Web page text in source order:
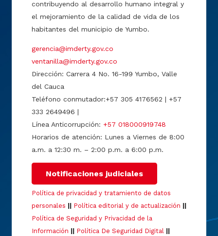
contribuyendo al desarrollo humano integral y
el mejoramiento de la calidad de vida de los
habitantes del municipio de Yumbo.
gerencia@imderty.gov.co
ventanilla@imderty.gov.co
Dirección: Carrera 4 No. 16-199 Yumbo, Valle
del Cauca
Teléfono conmutador:+57 305 4176562 | +57
333 2649496 |
Línea Anticorrupción: +57 018000919748
Horarios de atención: Lunes a Viernes de 8:00
a.m. a 12:30 m. – 2:00 p.m. a 6:00 p.m.
Notificaciones judiciales
Política de privacidad y tratamiento de datos
personales || Política editorial y de actualización ||
Política de Seguridad y Privacidad de la
Información || Política De Seguridad Digital ||